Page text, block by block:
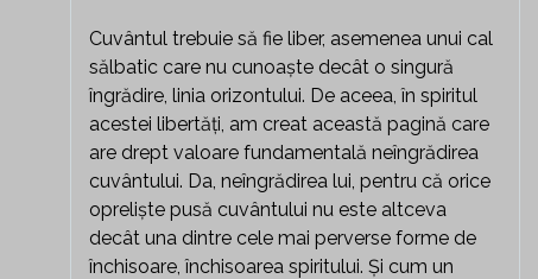
Cuvântul trebuie să fie liber, asemenea unui cal
sălbatic care nu cunoaște decât o singură
îngrădire, linia orizontului. De aceea, în spiritul
acestei libertăți, am creat această pagină care
are drept valoare fundamentală neîngrădirea
cuvântului. Da, neîngrădirea lui, pentru că orice
opreliște pusă cuvântului nu este altceva
decât una dintre cele mai perverse forme de
închisoare, închisoarea spiritului. Și cum un